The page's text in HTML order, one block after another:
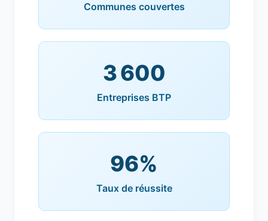
Communes couvertes
3 600
Entreprises BTP
96%
Taux de réussite